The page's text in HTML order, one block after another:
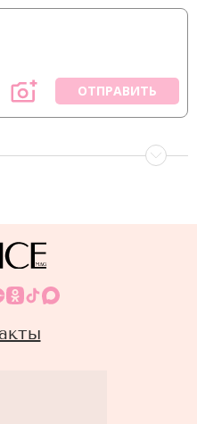
ОТПРАВИТЬ